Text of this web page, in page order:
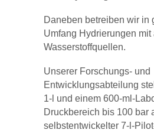
Daneben betreiben wir in
Umfang Hydrierungen mit
Wasserstoffquellen.
Unserer Forschungs- und
Entwicklungsabteilung
1-l und einem 600-ml-
Druckbereich bis 100 bar
selbstentwickelter 7-l-